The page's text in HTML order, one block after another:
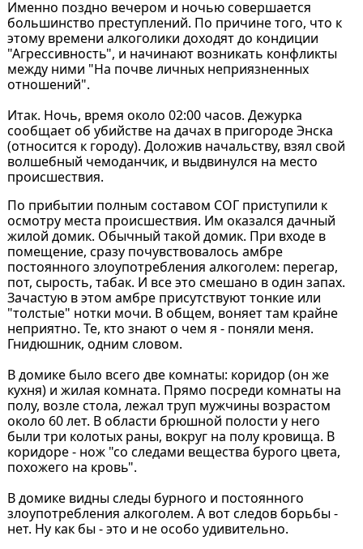
Именно поздно вечером и ночью совершается
большинство преступлений. По причине того, что к
этому времени алкоголики доходят до кондиции
"Агрессивность", и начинают возникать конфликты
между ними "На почве личных неприязненных
отношений".
Итак. Ночь, время около 02:00 часов. Дежурка
сообщает об убийстве на дачах в пригороде Энска
(относится к городу). Доложив начальству, взял свой
волшебный чемоданчик, и выдвинулся на место
происшествия.
По прибытии полным составом СОГ приступили к
осмотру места происшествия. Им оказался дачный
жилой домик. Обычный такой домик. При входе в
помещение, сразу почувствовалось амбре
постоянного злоупотребления алкоголем: перегар,
пот, сырость, табак. И все это смешано в один запах.
Зачастую в этом амбре присутствуют тонкие или
"толстые" нотки мочи. В общем, воняет там крайне
неприятно. Те, кто знают о чем я - поняли меня.
Гнидюшник, одним словом.
В домике было всего две комнаты: коридор (он же
кухня) и жилая комната. Прямо посреди комнаты на
полу, возле стола, лежал труп мужчины возрастом
около 60 лет. В области брюшной полости у него
были три колотых раны, вокруг на полу кровища. В
коридоре - нож "со следами вещества бурого цвета,
похожего на кровь".
В домике видны следы бурного и постоянного
злоупотребления алкоголем. А вот следов борьбы -
нет. Ну как бы - это и не особо удивительно.